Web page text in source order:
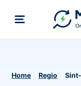
Home Regio